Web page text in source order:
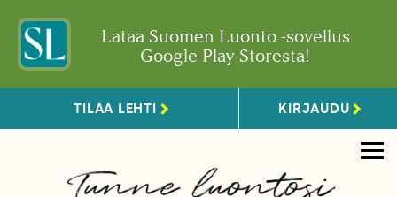
Lataa Suomen Luonto -sovellus
Google Play Storesta!
TILAA LEHTI KIRJAUDU